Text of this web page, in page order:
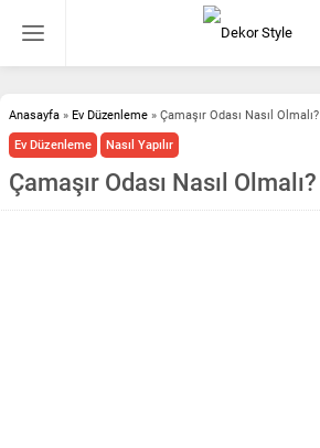
Anasayfa » Ev Düzenleme » Çamaşır Odası Nasıl Olmalı?
Ev Düzenleme Nasıl Yapılır
Çamaşır Odası Nasıl Olmalı?